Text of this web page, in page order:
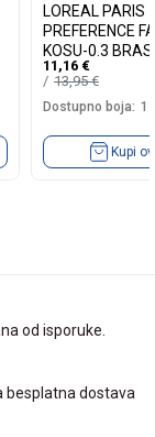
LOREAL PARIS
PREFERENCE
KOSU-0.3
DARK BROWN
11,16 €
13,95€
Dostupno boja: 1
Kupi
od isporuke.
besplatna dostava